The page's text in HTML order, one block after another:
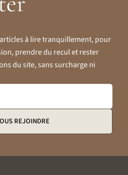
à lire tranquillement, pour
prendre du recul et rester
du site, sans surcharge ni
REJOINDRE